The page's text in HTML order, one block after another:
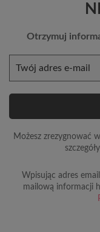
Otrzymuj
Możesz zrezygnować
Wpisując adres
mailową informacji